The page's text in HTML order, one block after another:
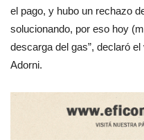
el pago, y hubo un rechazo
solucionando, por eso hoy
descarga del gas”, declaró
Adorni.